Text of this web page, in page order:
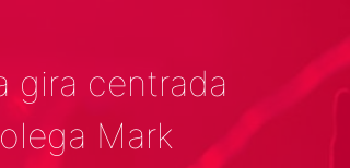
gira centrada
Mark